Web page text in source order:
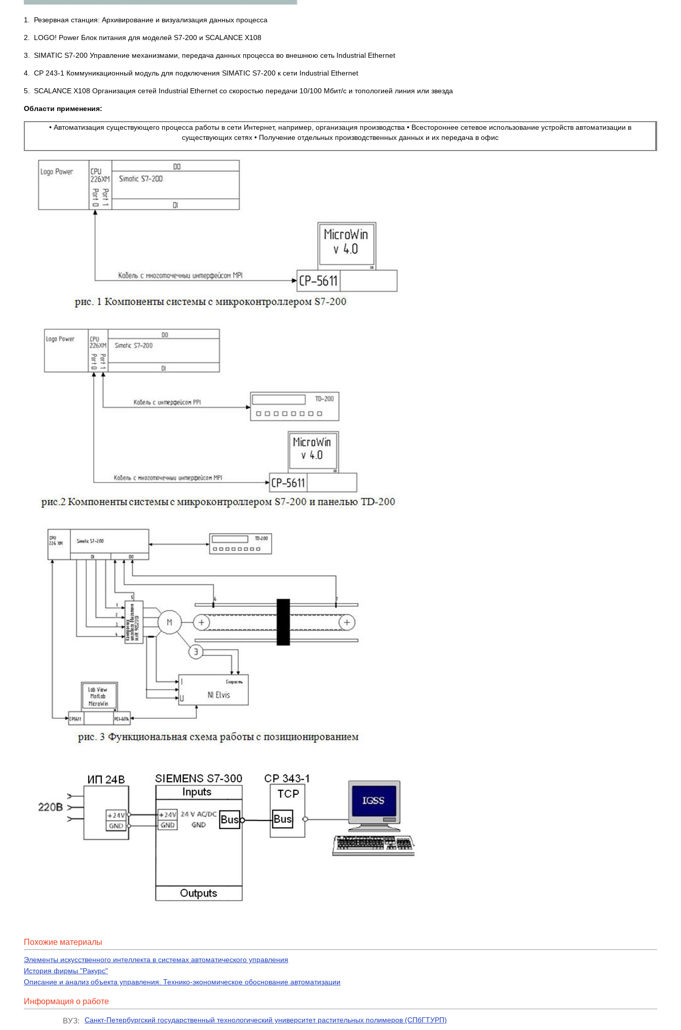
1. Резервная станция: Архивирование и визуализация данных процесса
2. LOGO! Power Блок питания для моделей S7-200 и SCALANCE X108
3. SIMATIC S7-200 Управление механизмами, передача данных процесса во внешнюю сеть Industrial Ethernet
4. CP 243-1 Коммуникационный модуль для подключения SIMATIC S7-200 к сети Industrial Ethernet
5. SCALANCE X108 Организация сетей Industrial Ethernet со скоростью передачи 10/100 Мбит/с и топологией линия или звезда
Области применения:
• Автоматизация существующего процесса работы в сети Интернет, например, организация производства • Всестороннее сетевое использование устройств автоматизации в
существующих сетях • Получение отдельных производственных данных и их передача в офис
Похожие материалы
Элементы искусственного интеллекта в системах автоматического управления
История фирмы "Ракурс"
Описание и анализ объекта управления. Технико-экономическое обоснование автоматизации
Информация о работе
ВУЗ: Санкт-Петербургский государственный технологический университет растительных полимеров (СПбГТУРП)